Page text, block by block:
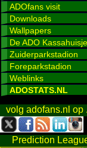
ADOfans visit
Downloads
Wallpapers
De ADO
Zuiderparkstadion
Foreparkstadion
Weblinks
ADOSTATS.NL
volg adofans.nl op
Prediction